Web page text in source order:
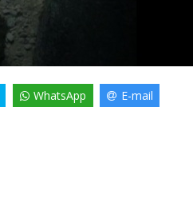
WhatsApp E-mail